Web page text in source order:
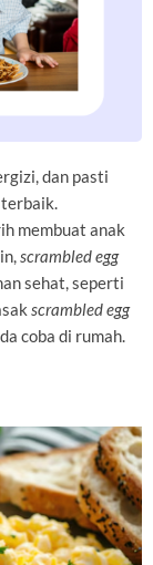
dan pasti
membuat anak
scrambled egg
sehat, seperti
scrambled egg
coba di rumah.